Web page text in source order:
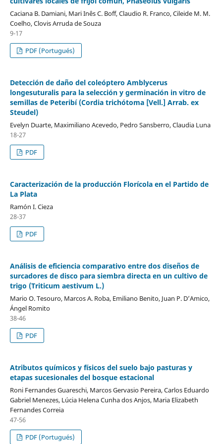
Caciana B. Damiani, Mari Inês C. Boff, Claudio R. Franco, Cileide M. M.
Coelho, Clovis Arruda de Souza
9-17
PDF (Portugués)
Detección de daño del coleóptero Amblycerus
longesuturalis para la selección y germinación in vitro de
semillas de Peteribí (Cordia trichótoma [Vell.] Arrab. ex
Steudel)
Evelyn Duarte, Maximiliano Acevedo, Pedro Sansberro, Claudia Luna
18-27
PDF
Caracterización de la producción Florícola en el Partido de
La Plata
Ramón I. Cieza
28-37
PDF
Análisis de eficiencia comparativo entre dos diseños de
surcadores de disco para siembra directa en un cultivo de
trigo (Triticum aestivum L.)
Mario O. Tesouro, Marcos A. Roba, Emiliano Benito, Juan P. D’Amico,
Ángel Romito
38-46
PDF
Atributos químicos y físicos del suelo bajo pasturas y
etapas sucesionales del bosque estacional
Roni Fernandes Guareschi, Marcos Gervasio Pereira, Carlos Eduardo
Gabriel Menezes, Lúcia Helena Cunha dos Anjos, Maria Elizabeth
Fernandes Correia
47-56
PDF (Portugués)